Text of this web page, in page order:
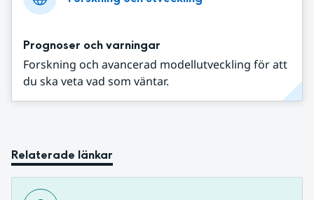
Prognoser och varningar
Forskning och avancerad modellutveckling för att
du ska veta vad som väntar.
Relaterade länkar